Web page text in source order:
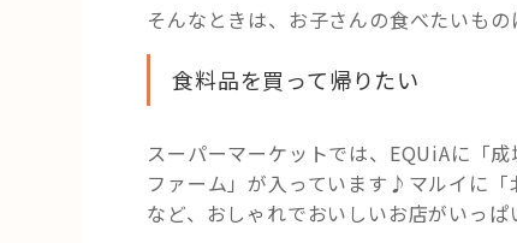
そんなときは、お子さんの食べたいも
食料品を買って帰りたい
スーパーマーケットでは、EQUiAに「
ファーム」が入っています♪マルイに「
など、おしゃれでおいしいお店がいっ